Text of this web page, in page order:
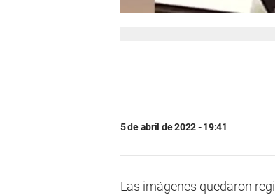
5 de abril de 2022 - 19:41
Las imágenes quedaron